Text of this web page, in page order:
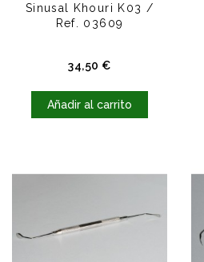
Sinusal Khouri K03 /
Ref. 03609
34,50 €Precio
Añadir al carrito